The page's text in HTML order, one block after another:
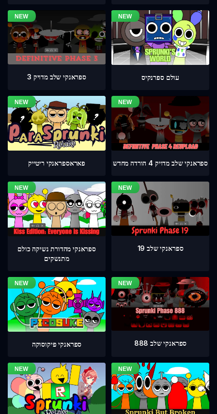
ספראנקי שלב מדויק 3 עולם ספרנקיס
פאראספראנקי ריטייק ספראנקי שלב מדויק 4 הורדה מחדש
ספראנקי מהדורת נשיקה כולם
מתנשקים
ספראנקי שלב 19
ספראנקי פיקוסוקה ספראנקי שלב 888